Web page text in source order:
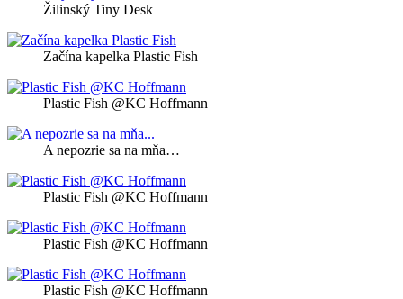
Žilinský Tiny Desk
Začína kapelka Plastic Fish
Plastic Fish @KC Hoffmann
A nepozrie sa na mňa…
Plastic Fish @KC Hoffmann
Plastic Fish @KC Hoffmann
Plastic Fish @KC Hoffmann